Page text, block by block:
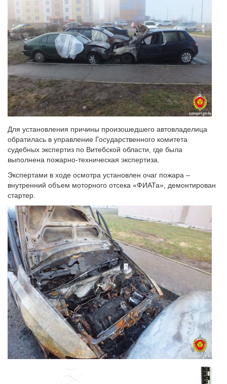
Для установления причины произошедшего автовладелица
обратилась в управление Государственного комитета
судебных экспертиз по Витебской области, где была
выполнена пожарно-техническая экспертиза.
Экспертами в ходе осмотра установлен очаг пожара –
внутренний объем моторного отсека «ФИАТа», демонтирован
стартер.